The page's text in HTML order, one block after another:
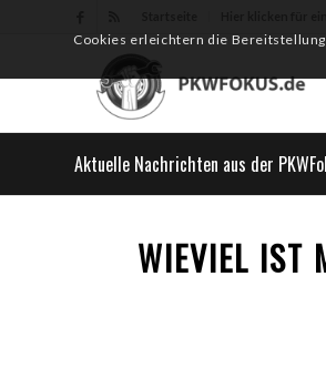
Aktuelle Nachrichten aus der
WIEVIEL IST
Cookies erleichtern die